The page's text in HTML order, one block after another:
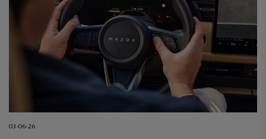
03-06-26